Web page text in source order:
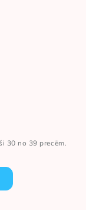
30 no 39 precēm.